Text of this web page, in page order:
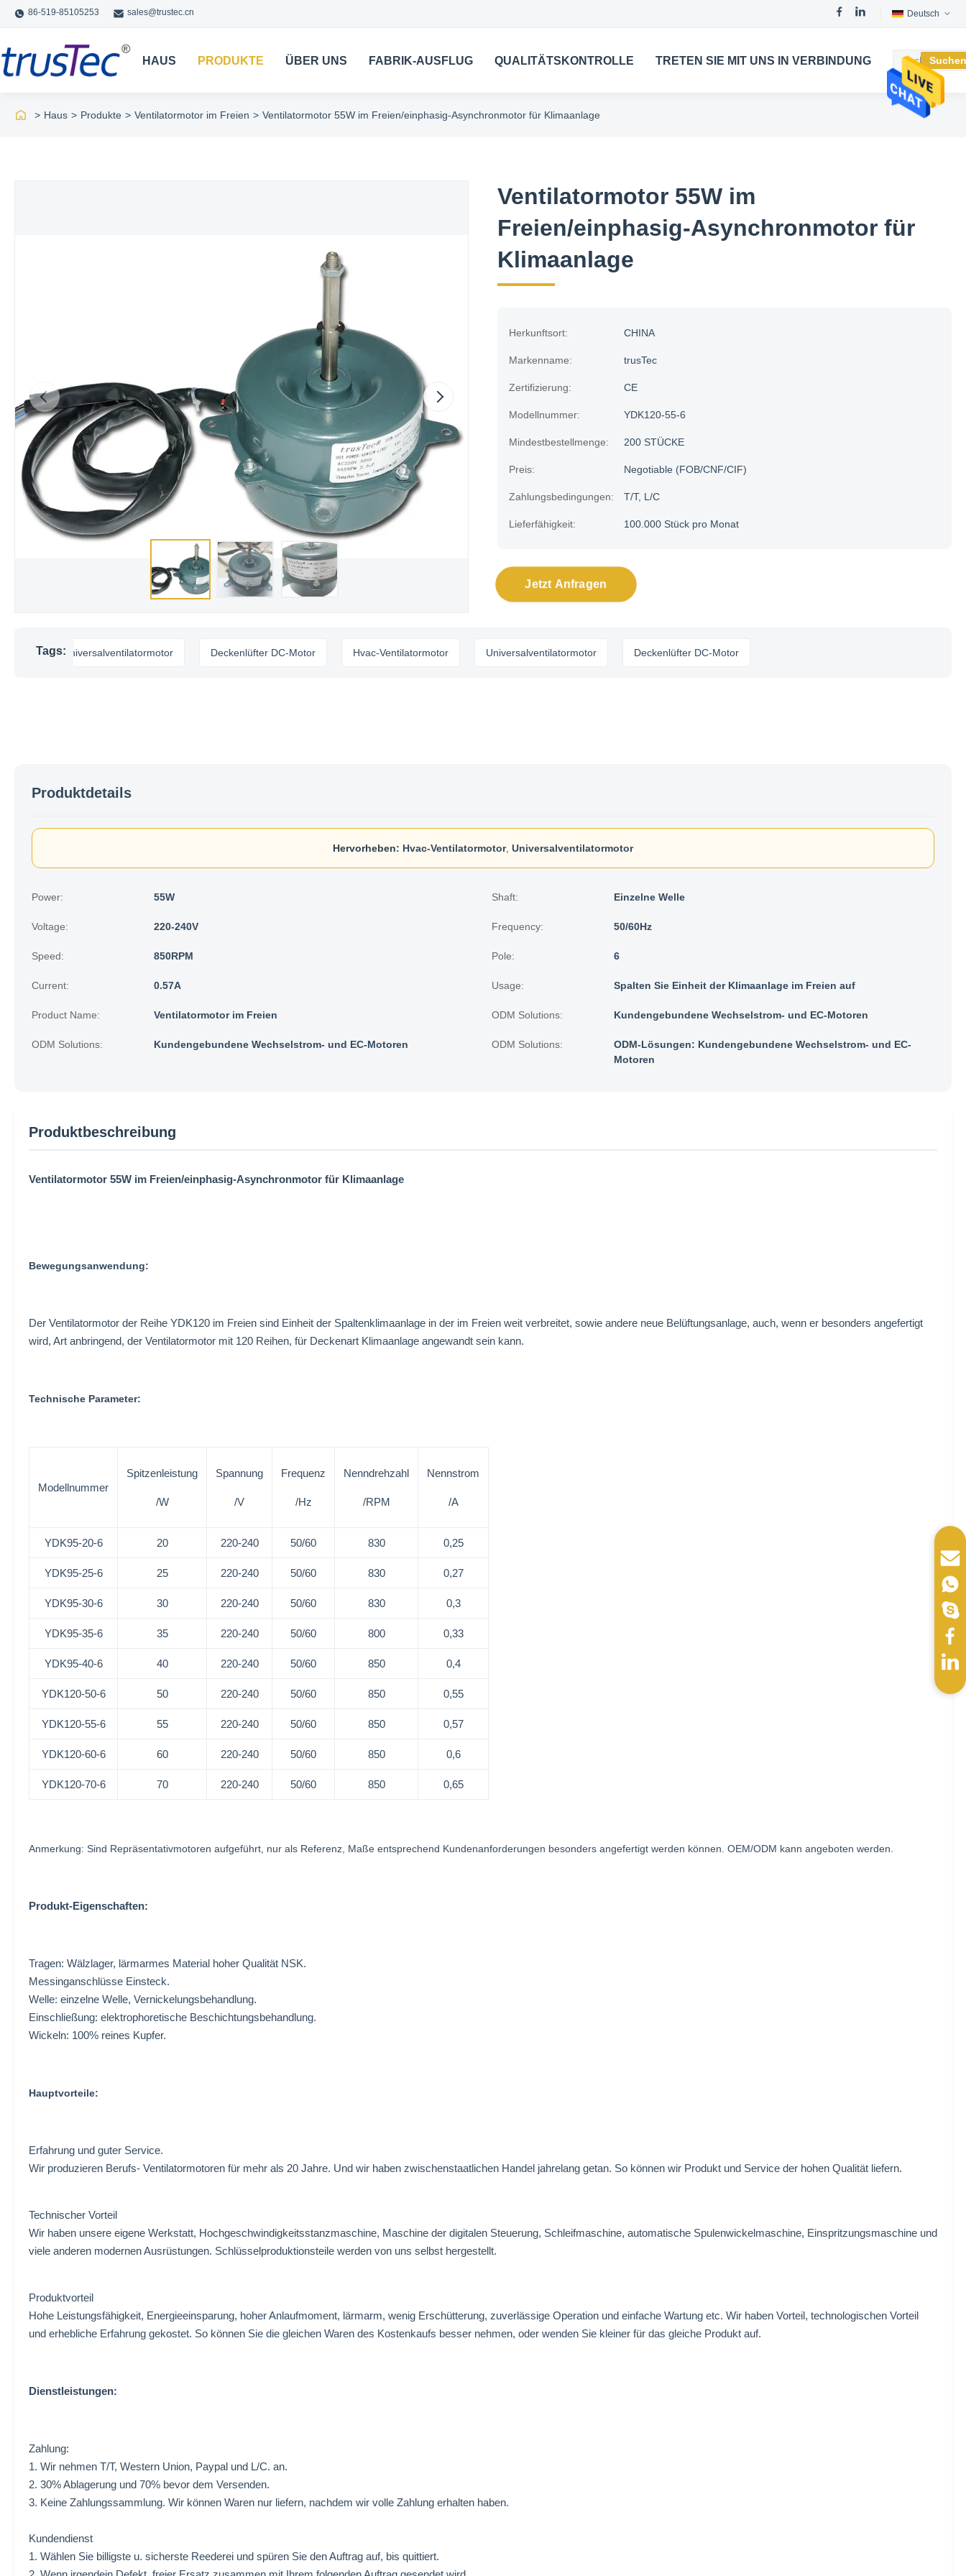
86-519-85105253 sales@trustec.cn Deutsch
HAUS PRODUKTE ÜBER UNS FABRIK-AUSFLUG QUALITÄTSKONTROLLE TRETEN SIE MIT UNS IN VERBINDUNG
> Haus > Produkte > Ventilatormotor im Freien > Ventilatormotor 55W im Freien/einphasig-Asynchronmotor für Klimaanlage
Ventilatormotor 55W im
Freien/einphasig-Asynchronmotor für
Klimaanlage
Herkunftsort: CHINA
Markenname: trusTec
Zertifizierung: CE
Modellnummer: YDK120-55-6
Mindestbestellmenge: 200 STÜCKE
Preis: Negotiable (FOB/CNF/CIF)
Zahlungsbedingungen: T/T, L/C
Lieferfähigkeit: 100.000 Stück pro Monat
Jetzt Anfragen
Tags:
Universalventilatormotor Deckenlüfter DC-Motor Hvac-Ventilatormotor Universalventilatormotor Deckenlüfter DC-Motor
Produktdetails
Hervorheben: Hvac-Ventilatormotor, Universalventilatormotor
Power: 55W Shaft: Einzelne Welle
Voltage: 220-240V Frequency: 50/60Hz
Speed: 850RPM Pole: 6
Current: 0.57A Usage: Spalten Sie Einheit der Klimaanlage im Freien auf
Product Name: Ventilatormotor im Freien ODM Solutions: Kundengebundene Wechselstrom- und EC-Motoren
ODM Solutions: Kundengebundene Wechselstrom- und EC-Motoren ODM Solutions:
ODM-Lösungen: Kundengebundene Wechselstrom- und EC-
Motoren
Produktbeschreibung
Ventilatormotor 55W im Freien/einphasig-Asynchronmotor für Klimaanlage
Bewegungsanwendung:
Der Ventilatormotor der Reihe YDK120 im Freien sind Einheit der Spaltenklimaanlage in der im Freien weit verbreitet, sowie andere neue Belüftungsanlage, auch, wenn er besonders angefertigt
wird, Art anbringend, der Ventilatormotor mit 120 Reihen, für Deckenart Klimaanlage angewandt sein kann.
Technische Parameter:
Modellnummer
Spitzenleistung
/W
Spannung
/V
Frequenz
/Hz
Nenndrehzahl
/RPM
Nennstrom
/A
YDK95-20-6 20 220-240 50/60 830 0,25
YDK95-25-6 25 220-240 50/60 830 0,27
YDK95-30-6 30 220-240 50/60 830 0,3
YDK95-35-6 35 220-240 50/60 800 0,33
YDK95-40-6 40 220-240 50/60 850 0,4
YDK120-50-6 50 220-240 50/60 850 0,55
YDK120-55-6 55 220-240 50/60 850 0,57
YDK120-60-6 60 220-240 50/60 850 0,6
YDK120-70-6 70 220-240 50/60 850 0,65
Anmerkung: Sind Repräsentativmotoren aufgeführt, nur als Referenz, Maße entsprechend Kundenanforderungen besonders angefertigt werden können. OEM/ODM kann angeboten werden.
Produkt-Eigenschaften:
Tragen: Wälzlager, lärmarmes Material hoher Qualität NSK.
Messinganschlüsse Einsteck.
Welle: einzelne Welle, Vernickelungsbehandlung.
Einschließung: elektrophoretische Beschichtungsbehandlung.
Wickeln: 100% reines Kupfer.
Hauptvorteile:
Erfahrung und guter Service.
Wir produzieren Berufs- Ventilatormotoren für mehr als 20 Jahre. Und wir haben zwischenstaatlichen Handel jahrelang getan. So können wir Produkt und Service der hohen Qualität liefern.
Technischer Vorteil
Wir haben unsere eigene Werkstatt, Hochgeschwindigkeitsstanzmaschine, Maschine der digitalen Steuerung, Schleifmaschine, automatische Spulenwickelmaschine, Einspritzungsmaschine und
viele anderen modernen Ausrüstungen. Schlüsselproduktionsteile werden von uns selbst hergestellt.
Produktvorteil
Hohe Leistungsfähigkeit, Energieeinsparung, hoher Anlaufmoment, lärmarm, wenig Erschütterung, zuverlässige Operation und einfache Wartung etc. Wir haben Vorteil, technologischen Vorteil
und erhebliche Erfahrung gekostet. So können Sie die gleichen Waren des Kostenkaufs besser nehmen, oder wenden Sie kleiner für das gleiche Produkt auf.
Dienstleistungen:
Zahlung:
1. Wir nehmen T/T, Western Union, Paypal und L/C. an.
2. 30% Ablagerung und 70% bevor dem Versenden.
3. Keine Zahlungssammlung. Wir können Waren nur liefern, nachdem wir volle Zahlung erhalten haben.
Kundendienst
1. Wählen Sie billigste u. sicherste Reederei und spüren Sie den Auftrag auf, bis quittiert.